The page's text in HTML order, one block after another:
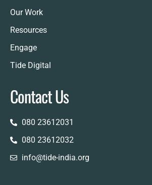
Our Work
Resources
Engage
Tide Digital
Contact Us
080 23612031
080 23612032
info@tide-india.org